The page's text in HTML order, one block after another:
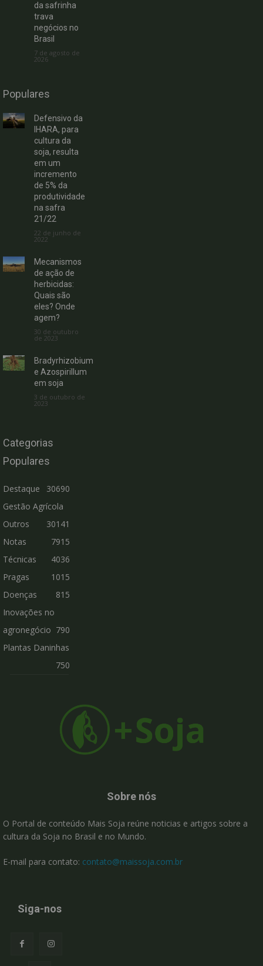
da safrinha
trava
negócios no
Brasil
7 de agosto de
2026
Populares
Defensivo da
IHARA, para
cultura da
soja, resulta
em um
incremento
de 5% da
produtividade
na safra
21/22
22 de junho de
2022
Mecanismos
de ação de
herbicidas:
Quais são
eles? Onde
agem?
30 de outubro
de 2023
Bradyrhizobium
e Azospirillum
em soja
3 de outubro de
2023
Categorias
Populares
Destaque
30690
Gestão Agrícola
30141
Outros
7915
Notas
Técnicas
4036
Pragas
1015
Doenças
815
Inovações no
agronegócio 790
Plantas Daninhas
750
Sobre nós
O Portal de conteúdo Mais Soja reúne noticias e artigos sobre a
cultura da Soja no Brasil e no Mundo.
E-mail para contato: contato@maissoja.com.br
Siga-nos